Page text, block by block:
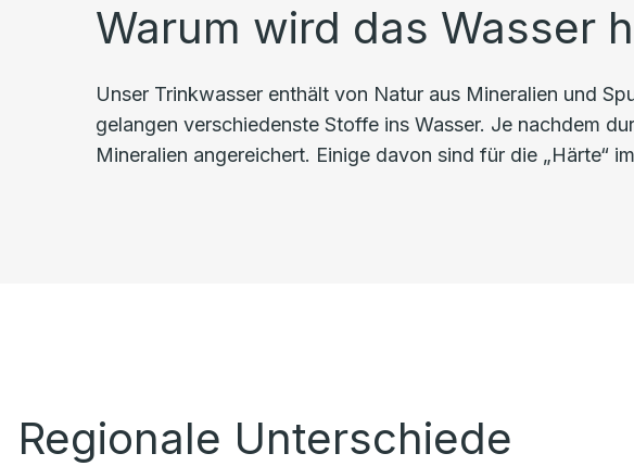
Warum wird das Wasser
Unser Trinkwasser enthält von Natur aus Mineralien und
gelangen verschiedenste Stoffe ins Wasser. Je nachdem
Mineralien angereichert. Einige davon sind für die „Härte“
Regionale Unterschiede